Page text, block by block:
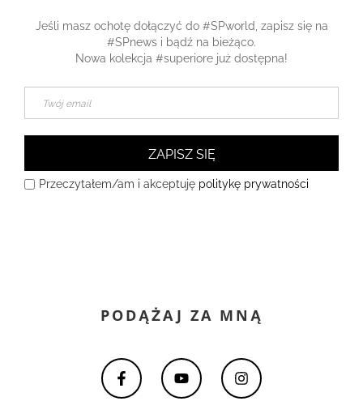
Jeśli masz ochotę dołączyć do #SPworld, zapisz się na
#SPnews i bądź na bieżąco.
Nowa kolekcja #superiore już dostępna!
ZAPISZ SIĘ
Przeczytałem/am i akceptuję politykę prywatności
PODĄŻAJ ZA MNĄ